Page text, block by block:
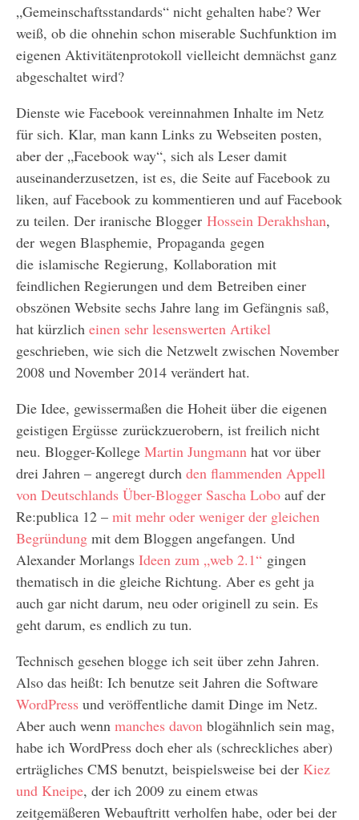
„Gemeinschaftsstandards“ nicht gehalten habe? Wer
weiß, ob die ohnehin schon miserable Suchfunktion im
eigenen Aktivitätenprotokoll vielleicht demnächst ganz
abgeschaltet wird?
Dienste wie Facebook vereinnahmen Inhalte im Netz
für sich. Klar, man kann Links zu Webseiten posten,
aber der „Facebook way“, sich als Leser damit
auseinanderzusetzen, ist es, die Seite auf Facebook zu
liken, auf Facebook zu kommentieren und auf Facebook
zu teilen. Der iranische Blogger Hossein Derakhshan,
der wegen Blasphemie, Propaganda gegen
die islamische Regierung, Kollaboration mit
feindlichen Regierungen und dem Betreiben einer
obszönen Website sechs Jahre lang im Gefängnis saß,
hat kürzlich einen sehr lesenswerten Artikel
geschrieben, wie sich die Netzwelt zwischen November
2008 und November 2014 verändert hat.
Die Idee, gewissermaßen die Hoheit über die eigenen
geistigen Ergüsse zurückzuerobern, ist freilich nicht
neu. Blogger-Kollege Martin Jungmann hat vor über
drei Jahren – angeregt durch den flammenden Appell
von Deutschlands Über-Blogger Sascha Lobo auf der
Re:publica 12 – mit mehr oder weniger der gleichen
Begründung mit dem Bloggen angefangen. Und
Alexander Morlangs Ideen zum „web 2.1“ gingen
thematisch in die gleiche Richtung. Aber es geht ja
auch gar nicht darum, neu oder originell zu sein. Es
geht darum, es endlich zu tun.
Technisch gesehen blogge ich seit über zehn Jahren.
Also das heißt: Ich benutze seit Jahren die Software
WordPress und veröffentliche damit Dinge im Netz.
Aber auch wenn manches davon blogähnlich sein mag,
habe ich WordPress doch eher als (schreckliches aber)
erträgliches CMS benutzt, beispielsweise bei der Kiez
und Kneipe, der ich 2009 zu einem etwas
zeitgemäßeren Webauftritt verholfen habe, oder bei der